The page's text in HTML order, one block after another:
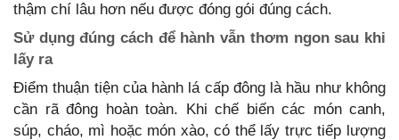
thậm chí lâu hơn nếu được đóng gói đúng cách.
Sử dụng đúng cách để hành vẫn thơm ngon sau khi
lấy ra
Điểm thuận tiện của hành lá cấp đông là hầu như không
cần rã đông hoàn toàn. Khi chế biến các món canh,
súp, cháo, mì hoặc món xào, có thể lấy trực tiếp lượng